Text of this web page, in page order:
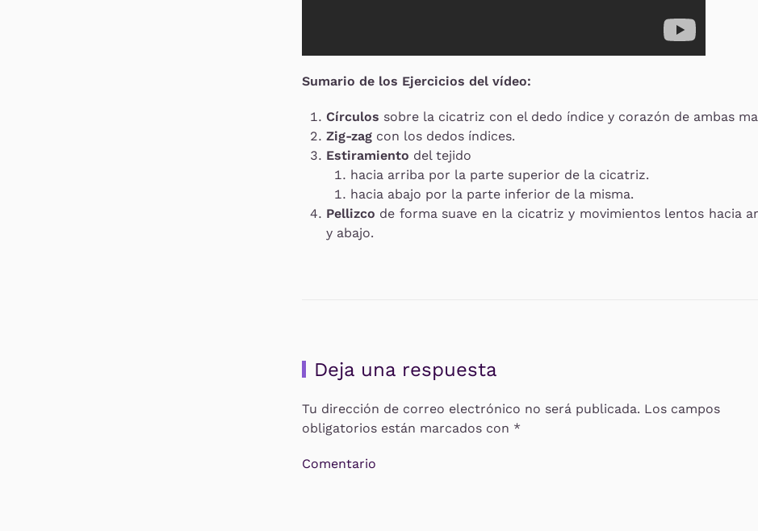
Sumario de los Ejercicios del vídeo:
Círculos sobre la cicatriz con el dedo índice y corazón de ambas
Zig-zagcon los dedos índices.
Estiramiento del tejido
hacia arriba por la parte superior de la cicatriz.
hacia abajo por la parte inferior de la misma.
Pellizco de forma suave en la cicatriz y movimientos lentos hacia
y abajo.
Deja una respuesta
Tu dirección de correo electrónico no será publicada. Los campos
obligatorios están marcados con *
Comentario